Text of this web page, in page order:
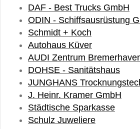
DAF - Best Trucks GmbH
ODIN - Schiffsausrüstung
Schmidt + Koch
Autohaus Küver
AUDI Zentrum
DOHSE - Sanitätshaus
JUNGHANS
J. Heinr. Kramer GmbH
Städtische Sparkasse
Schulz Juweliere